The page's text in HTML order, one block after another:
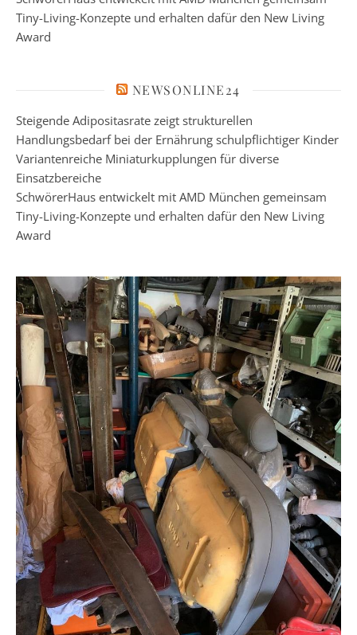
Tiny-Living-Konzepte und erhalten dafür den New Living
Award
NEWSONLINE24
Steigende Adipositasrate zeigt strukturellen
Handlungsbedarf bei der Ernährung schulpflichtiger Kinder
Variantenreiche Miniaturkupplungen für diverse
Einsatzbereiche
SchwörerHaus entwickelt mit AMD München gemeinsam
Tiny-Living-Konzepte und erhalten dafür den New Living
Award